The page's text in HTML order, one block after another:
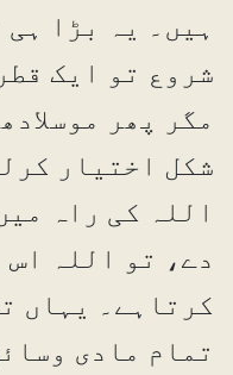
ہیں۔ یہ بڑا
شروع تو ایک
مگر پھر
شکل اختیار
اللہ کی راہ
دے، تو اللہ اس
کرتاہے۔ یہاں
تمام مادی